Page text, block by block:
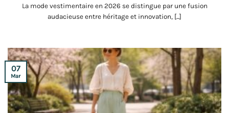
La mode vestimentaire en 2026 se distingue par une fusion
audacieuse entre héritage et innovation, [...]
07
Mar